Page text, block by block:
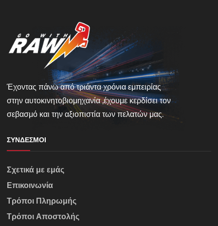
Έχοντας πάνω από τριάντα χρόνια εμπειρίας
στην αυτοκινητοβιομηχανία ,έχουμε κερδίσει τον
σεβασμό και την αξιοπιστία των πελατών μας.
ΣΎΝΔΕΣΜΟΙ
Σχετικά με εμάς
Επικοινωνία
Τρόποι Πληρωμής
Τρόποι Αποστολής